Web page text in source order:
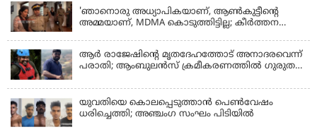
'ഞാനൊരു അധ്യാപികയാണ്, ആണ്‍കുട്ടീന്റെ
അമ്മയാണ്‌, MDMA കൊടുത്തിട്ടില്ല; കീർത്തന
ആര്‍ രാജേഷിന്റെ മൃതദേഹത്തോട് അനാദരവെന്ന്
പരാതി; ആംബുലന്‍സ് ക്രമീകരണത്തില്‍ ഗുരുതര
ഫ്രീസര്‍ സംവിധാനം ഇല്ലാതെയെന്നും ആരോപണം
യുവതിയെ കൊലപ്പെടുത്താൻ പെൺവേഷം
ധരിച്ചെത്തി; അഞ്ചംഗ സംഘം പിടിയിൽ